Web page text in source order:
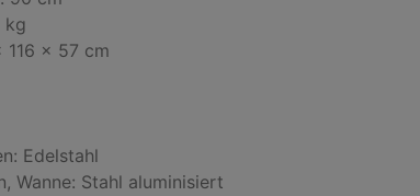
kg
116 x 57 cm
Edelstahl
Wanne: Stahl aluminisiert